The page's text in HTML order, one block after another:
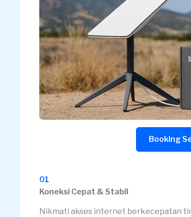
Booking
01
Koneksi Cepat & Stabil
Nikmati akses internet berkecepatan